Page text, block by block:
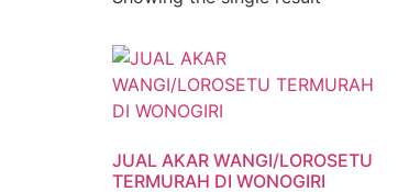
JUAL AKAR WANGI/LOROSETU
TERMURAH DI WONOGIRI